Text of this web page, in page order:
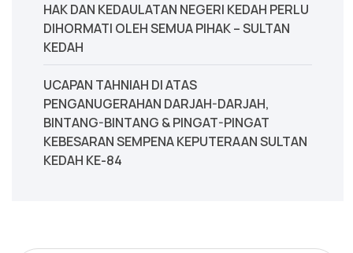
‎HAK DAN KEDAULATAN NEGERI KEDAH PERLU
DIHORMATI OLEH SEMUA PIHAK – SULTAN
KEDAH
UCAPAN TAHNIAH DI ATAS
PENGANUGERAHAN DARJAH-DARJAH,
BINTANG-BINTANG & PINGAT-PINGAT
KEBESARAN SEMPENA KEPUTERAAN SULTAN
KEDAH KE-84